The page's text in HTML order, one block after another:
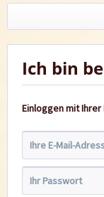
Ich bin
Einloggen mit Ihrer